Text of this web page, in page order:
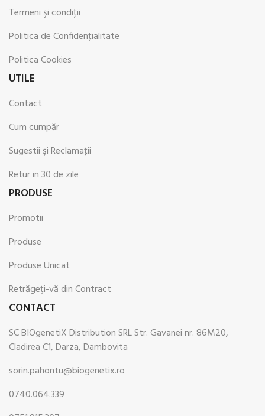
Termeni şi condiţii
Politica de Confidenţialitate
Politica Cookies
UTILE
Contact
Cum cumpăr
Sugestii şi Reclamaţii
Retur in 30 de zile
PRODUSE
Promotii
Produse
Produse Unicat
Retrăgeți-vă din Contract
CONTACT
SC BIOgenetiX Distribution SRL Str. Gavanei nr. 86M20,
Cladirea C1, Darza, Dambovita
sorin.pahontu@biogenetix.ro
0740.064.339